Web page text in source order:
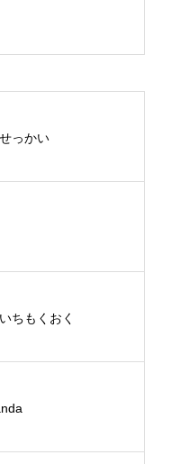
っかい
ちもくおく